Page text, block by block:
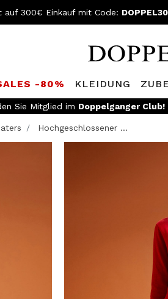
auf 300€ Einkauf mit Code:
-80% KLEIDUNG
Sie Mitglied im Doppelganger Club!
Hochgeschlossener ...